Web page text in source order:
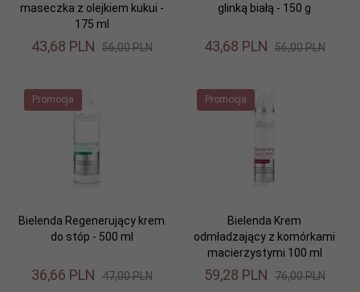
maseczka z olejkiem kukui -
175 ml
43,68 PLN 56,00 PLN
glinką białą - 150 g
43,68 PLN 56,00 PLN
Promocja
Bielenda Regenerujący krem
do stóp - 500 ml
36,66 PLN 47,00 PLN
Promocja
Bielenda Krem
odmładzający z komórkami
macierzystymi 100 ml
59,28 PLN 76,00 PLN